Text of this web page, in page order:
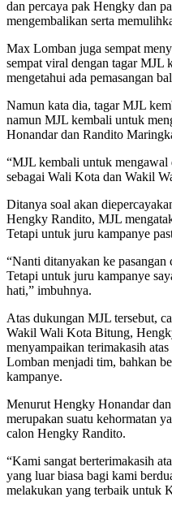
dan percaya pak Hengky dan
mengembalikan serta
Max Lomban juga sempat
sempat viral dengan tagar MJL
mengetahui ada pemasangan
Namun kata dia, tagar MJL
namun MJL kembali untuk
Honandar dan Randito
“MJL kembali untuk
sebagai Wali Kota dan Wakil
Ditanya soal akan
Hengky Randito, MJL
Tetapi untuk juru kampanye
“Nanti ditanyakan ke
Tetapi untuk juru kampanye
hati,” imbuhnya.
Atas dukungan MJL tersebut,
Wakil Wali Kota Bitung,
menyampaikan terimakasih
Lomban menjadi tim, bahkan
kampanye.
Menurut Hengky Honandar
merupakan suatu kehormatan
calon Hengky Randito.
“Kami sangat berterimakasih
yang luar biasa bagi kami
melakukan yang terbaik untuk